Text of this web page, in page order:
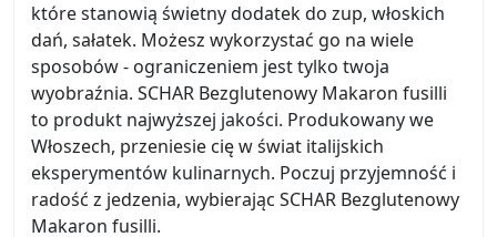
które stanowią świetny dodatek do zup, włoskich
dań, sałatek. Możesz wykorzystać go na wiele
sposobów - ograniczeniem jest tylko twoja
wyobraźnia. SCHAR Bezglutenowy Makaron fusilli
to produkt najwyższej jakości. Produkowany we
Włoszech, przeniesie cię w świat italijskich
eksperymentów kulinarnych. Poczuj przyjemność i
radość z jedzenia, wybierając SCHAR Bezglutenowy
Makaron fusilli.